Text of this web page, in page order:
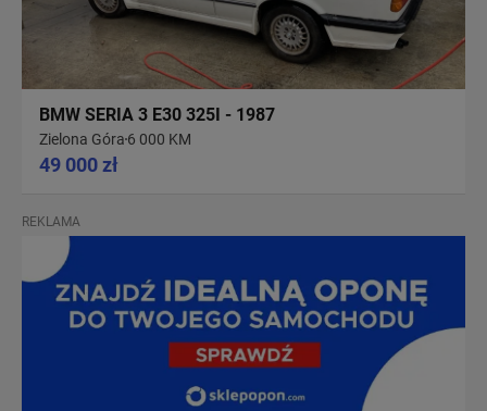
BMW SERIA 3 E30 325I - 1987
Zielona Góra 6 000 KM
49 000 zł
REKLAMA